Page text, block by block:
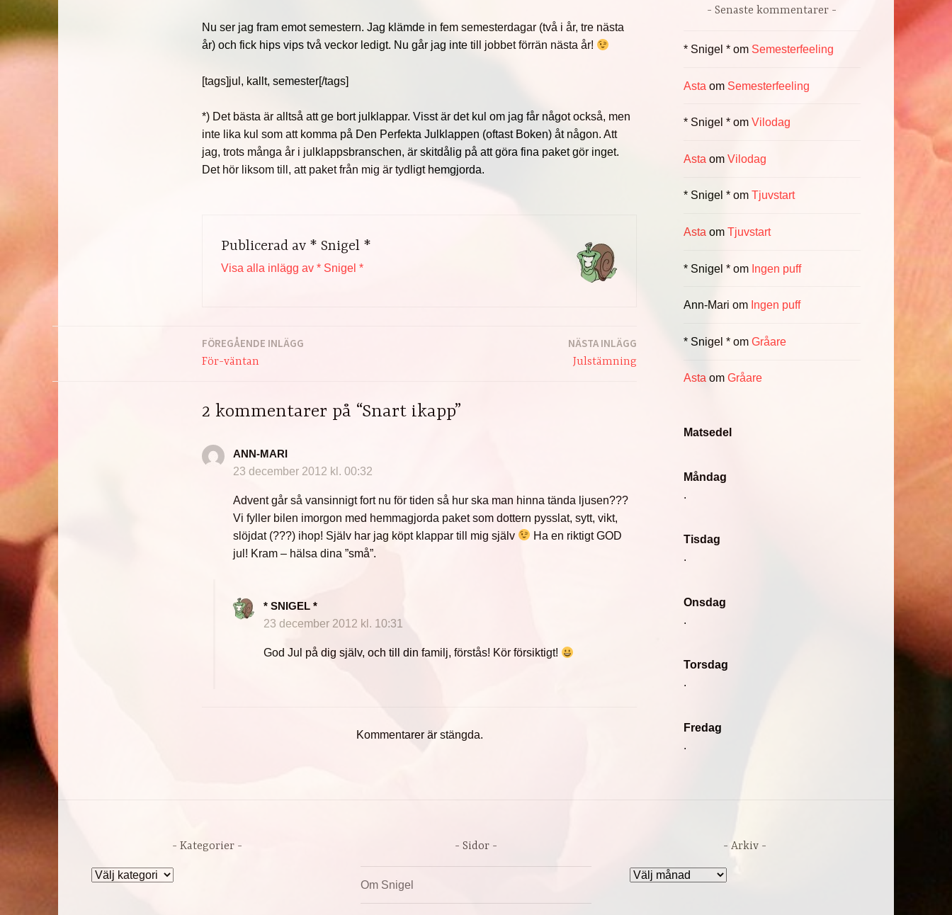
Nu ser jag fram emot semestern. Jag klämde in fem semesterdagar (två i år, tre nästa
år) och fick hips vips två veckor ledigt. Nu går jag inte till jobbet förrän nästa år!
[tags]jul, kallt, semester[/tags]
*) Det bästa är alltså att ge bort julklappar. Visst är det kul om jag får något också, men
inte lika kul som att komma på Den Perfekta Julklappen (oftast Boken) åt någon. Att
jag, trots många år i julklappsbranschen, är skitdålig på att göra fina paket gör inget.
Det hör liksom till, att paket från mig är tydligt hemgjorda.
Publicerad av * Snigel *
Visa alla inlägg av * Snigel *
FÖREGÅENDE INLÄGG
För-väntan
NÄSTA INLÄGG
Julstämning
2 kommentarer på “Snart ikapp”
ANN-MARI
23 december 2012 kl. 00:32
Advent går så vansinnigt fort nu för tiden så hur ska man hinna tända ljusen???
Vi fyller bilen imorgon med hemmagjorda paket som dottern pysslat, sytt, vikt,
slöjdat (???) ihop! Själv har jag köpt klappar till mig själv
Ha en riktigt GOD
jul! Kram – hälsa dina ”små”.
* SNIGEL *
23 december 2012 kl. 10:31
God Jul på dig själv, och till din familj, förstås! Kör försiktigt!
Kommentarer är stängda.
Senaste kommentarer
* Snigel *om Semesterfeeling
Asta om Semesterfeeling
* Snigel *om Vilodag
Asta om Vilodag
* Snigel *om Tjuvstart
Asta om Tjuvstart
* Snigel *om Ingen puff
Ann-Mari om Ingen puff
* Snigel *om Gråare
Astaom Gråare
Matsedel
Måndag
.
Tisdag
.
Onsdag
.
Torsdag
.
Fredag
.
Kategorier
Kategorier
Sidor
Om Snigel
Arkiv
Arkiv